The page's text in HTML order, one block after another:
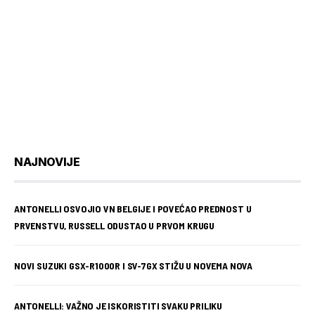
NAJNOVIJE
ANTONELLI OSVOJIO VN BELGIJE I POVEĆAO PREDNOST U
PRVENSTVU, RUSSELL ODUSTAO U PRVOM KRUGU
NOVI SUZUKI GSX-R1000R I SV-7GX STIŽU U NOVEMA NOVA
ANTONELLI: VAŽNO JE ISKORISTITI SVAKU PRILIKU